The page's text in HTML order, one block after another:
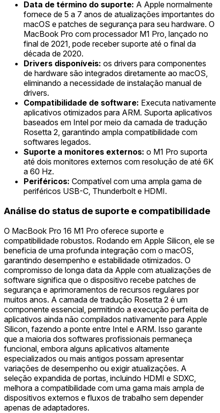
Data de término do suporte: A Apple normalmente
fornece de 5 a 7 anos de atualizações importantes do
macOS e patches de segurança para seu hardware. O
MacBook Pro com processador M1 Pro, lançado no
final de 2021, pode receber suporte até o final da
década de 2020.
Drivers disponíveis: os drivers para componentes
de hardware são integrados diretamente ao macOS,
eliminando a necessidade de instalação manual de
drivers.
Compatibilidade de software: Executa nativamente
aplicativos otimizados para ARM. Suporta aplicativos
baseados em Intel por meio da camada de tradução
Rosetta 2, garantindo ampla compatibilidade com
softwares legados.
Suporte a monitores externos: o M1 Pro suporta
até dois monitores externos com resolução de até 6K
a 60 Hz.
Periféricos: Compatível com uma ampla gama de
periféricos USB-C, Thunderbolt e HDMI.
Análise do status de suporte e compatibilidade
O MacBook Pro 16 M1 Pro oferece suporte e
compatibilidade robustos. Rodando em Apple Silicon, ele se
beneficia de uma profunda integração com o macOS,
garantindo desempenho e estabilidade otimizados. O
compromisso de longa data da Apple com atualizações de
software significa que o dispositivo recebe patches de
segurança e aprimoramentos de recursos regulares por
muitos anos. A camada de tradução Rosetta 2 é um
componente essencial, permitindo a execução perfeita de
aplicativos ainda não compilados nativamente para Apple
Silicon, fazendo a ponte entre Intel e ARM. Isso garante
que a maioria dos softwares profissionais permaneça
funcional, embora alguns aplicativos altamente
especializados ou mais antigos possam apresentar
variações de desempenho ou exigir atualizações. A
seleção expandida de portas, incluindo HDMI e SDXC,
melhora a compatibilidade com uma gama mais ampla de
dispositivos externos e fluxos de trabalho sem depender
apenas de adaptadores.